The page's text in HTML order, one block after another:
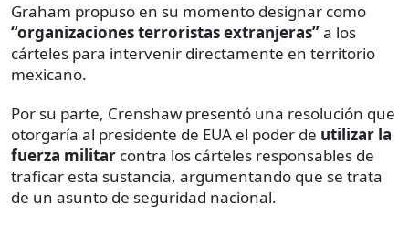
Graham propuso en su momento designar como
“organizaciones terroristas extranjeras”a los
cárteles para intervenir directamente en territorio
mexicano.
Por su parte, Crenshaw presentó una resolución que
otorgaría al presidente de EUA el poder de utilizar la
fuerza militar contra los cárteles responsables de
traficar esta sustancia, argumentando que se trata
de un asunto de seguridad nacional.